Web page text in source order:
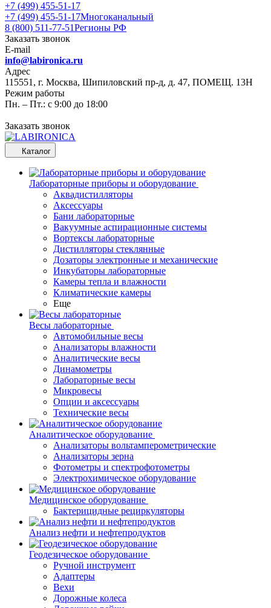
+7 (499) 455-51-17
+7 (499) 455-51-17Многоканальный
8 (800) 511-77-51Регионы РФ
Заказать звонок
E-mail
info@labironica.ru
Адрес
115551, г. Москва, Шипиловский пр-д, д. 47, ПОМЕЩ. 13Н
Режим работы
Пн. – Пт.: с 9:00 до 18:00
Заказать звонок
Каталог
Лабораторные приборы и оборудование
Аквадистилляторы
Аксессуары
Бани лабораторные
Вакуумные аспирационные системы
Вортексы лабораторные
Дистилляторы стеклянные
Дозаторы электронные и механические
Инкубаторы лабораторные
Камеры тепла и влажности
Климатические камеры
Еще
Весы лабораторные
Автомобильные весы
Анализаторы влажности
Аналитические весы
Динамометры
Лабораторные весы
Микровесы
Опции и аксессуары
Технические весы
Аналитическое оборудование
Анализаторы вольтамперометрические
Анализаторы зерна
Фотометры и спектрофотометры
Электрохимическое оборудование
Медицинское оборудование
Бактерицидные рециркуляторы
Анализ нефти и нефтепродуктов
Геодезическое оборудование
Ручной инструмент
Адаптеры
Вехи
Дорожные колеса